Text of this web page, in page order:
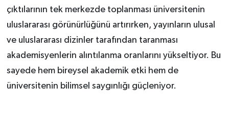
çıktılarının tek merkezde toplanması üniversitenin
uluslararası görünürlüğünü artırırken, yayınların ulusal
ve uluslararası dizinler tarafından taranması
akademisyenlerin alıntılanma oranlarını yükseltiyor. Bu
sayede hem bireysel akademik etki hem de
üniversitenin bilimsel saygınlığı güçleniyor.